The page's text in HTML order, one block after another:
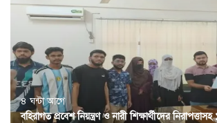
৪ ঘন্টা আগে
বহিরাগত প্রবেশ নিয়ন্ত্রণ ও নারী শিক্ষার্থীদের